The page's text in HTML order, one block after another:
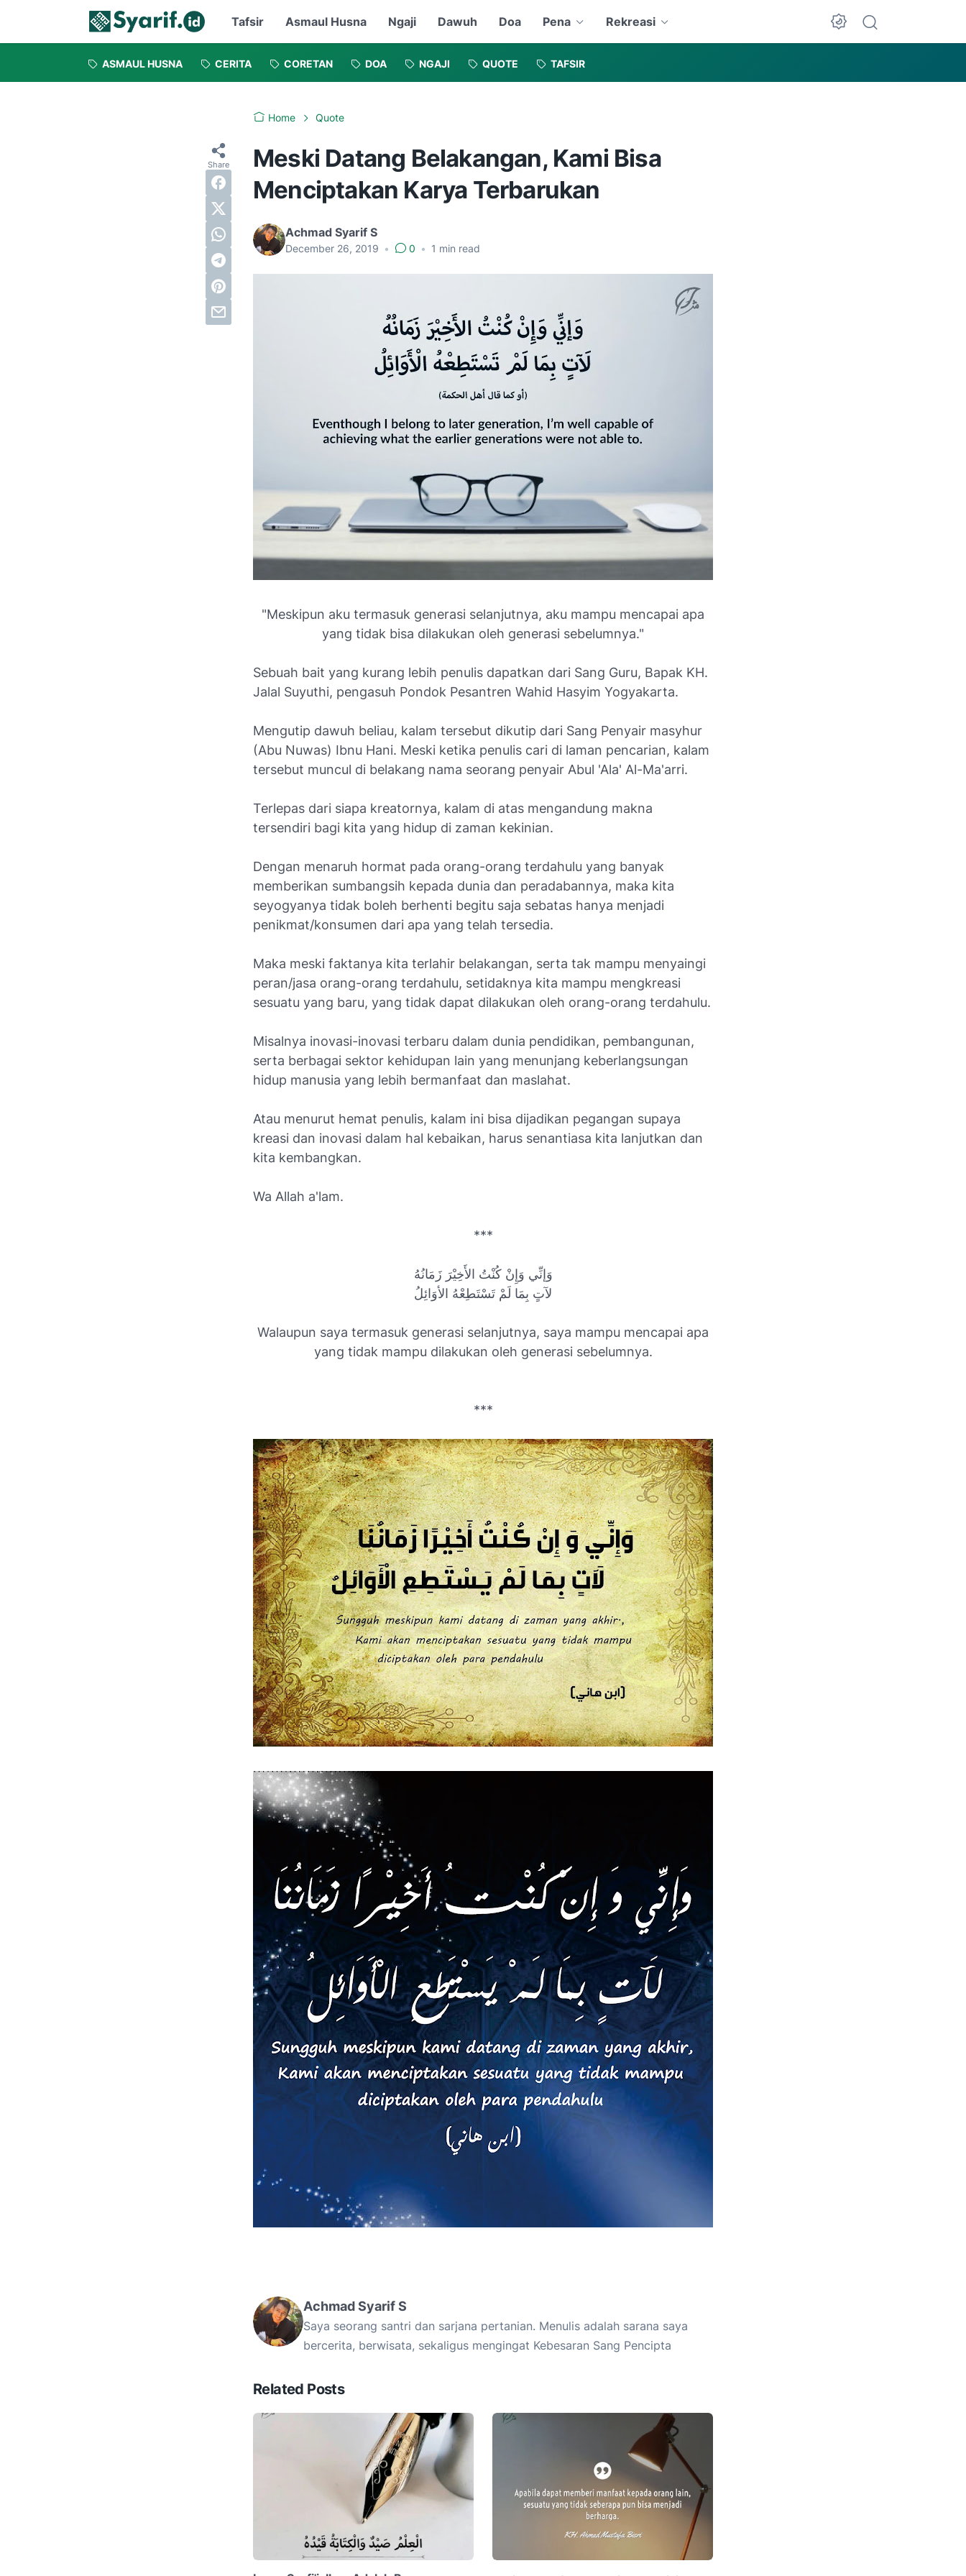
Tafsir Asmaul Husna Ngaji Dawuh Doa Pena Rekreasi
Dark Mode
ASMAUL HUSNA CERITA CORETAN DOA NGAJI QUOTE TAFSIR
Home Quote
Meski Datang Belakangan, Kami Bisa
Menciptakan Karya Terbarukan
Achmad Syarif S
December 26, 2019 • 0 • 1 min read
"Meskipun aku termasuk generasi selanjutnya, aku mampu mencapai apa
yang tidak bisa dilakukan oleh generasi sebelumnya."
Sebuah bait yang kurang lebih penulis dapatkan dari Sang Guru, Bapak KH.
Jalal Suyuthi, pengasuh Pondok Pesantren Wahid Hasyim Yogyakarta.
Mengutip dawuh beliau, kalam tersebut dikutip dari Sang Penyair masyhur
(Abu Nuwas) Ibnu Hani. Meski ketika penulis cari di laman pencarian, kalam
tersebut muncul di belakang nama seorang penyair Abul 'Ala' Al-Ma'arri.
Terlepas dari siapa kreatornya, kalam di atas mengandung makna
tersendiri bagi kita yang hidup di zaman kekinian.
Dengan menaruh hormat pada orang-orang terdahulu yang banyak
memberikan sumbangsih kepada dunia dan peradabannya, maka kita
seyogyanya tidak boleh berhenti begitu saja sebatas hanya menjadi
penikmat/konsumen dari apa yang telah tersedia.
Maka meski faktanya kita terlahir belakangan, serta tak mampu menyaingi
peran/jasa orang-orang terdahulu, setidaknya kita mampu mengkreasi
sesuatu yang baru, yang tidak dapat dilakukan oleh orang-orang terdahulu.
Misalnya inovasi-inovasi terbaru dalam dunia pendidikan, pembangunan,
serta berbagai sektor kehidupan lain yang menunjang keberlangsungan
hidup manusia yang lebih bermanfaat dan maslahat.
Atau menurut hemat penulis, kalam ini bisa dijadikan pegangan supaya
kreasi dan inovasi dalam hal kebaikan, harus senantiasa kita lanjutkan dan
kita kembangkan.
Wa Allah a'lam.
***
وَإنِّي وَإِنْ كُنْتُ الأَخِيْرَ زَمَانُهُ
لآتٍ بِمَا لَمْ تَسْتَطِعْهُ الأوَائِلُ
Walaupun saya termasuk generasi selanjutnya, saya mampu mencapai apa
yang tidak mampu dilakukan oleh generasi sebelumnya.
***
Achmad Syarif S
Saya seorang santri dan sarjana pertanian. Menulis adalah sarana saya
bercerita, berwisata, sekaligus mengingat Kebesaran Sang Pencipta
Related Posts